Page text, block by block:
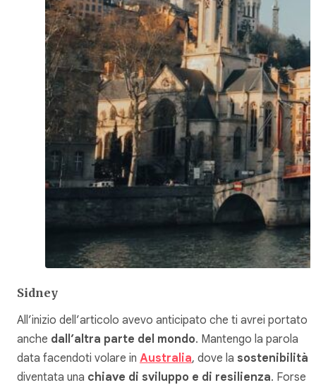
Sidney
All’inizio dell’articolo avevo anticipato che ti avrei portato
anche dall’altra parte del mondo. Mantengo la parola
data facendoti volare in Australia, dove la sostenibilità
diventata una chiave di sviluppo e di resilienza. Forse